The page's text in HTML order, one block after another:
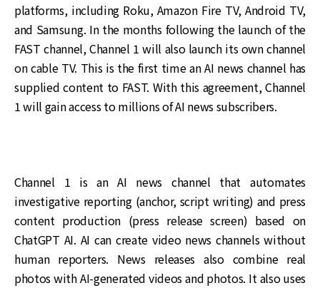
platforms, including Roku, Amazon Fire TV, Android TV,
and Samsung. In the months following the launch of the
FAST channel, Channel 1 will also launch its own channel
on cable TV. This is the first time an AI news channel has
supplied content to FAST. With this agreement, Channel
1 will gain access to millions of AI news subscribers.
Channel 1 is an AI news channel that automates
investigative reporting (anchor, script writing) and press
content production (press release screen) based on
ChatGPT AI. AI can create video news channels without
human reporters. News releases also combine real
photos with AI-generated videos and photos. It also uses